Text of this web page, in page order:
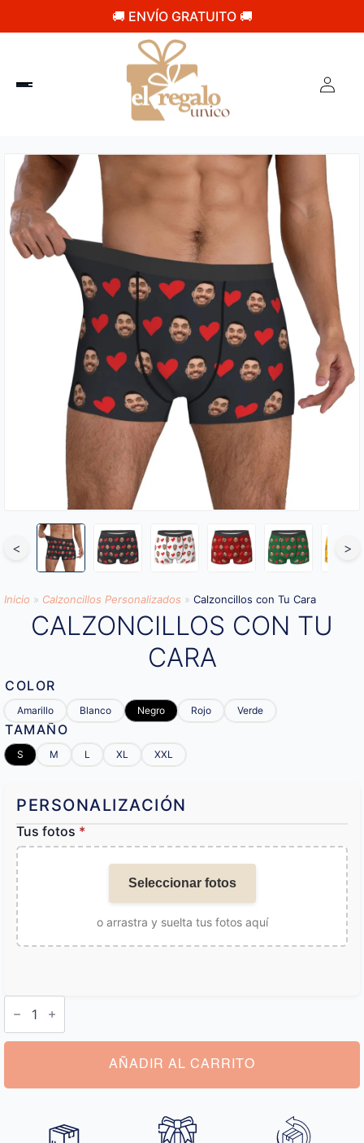
🚚 ENVÍO GRATUITO 🚚
< >
Inicio » Calzoncillos Personalizados » Calzoncillos con Tu Cara
CALZONCILLOS CON TU
CARA
COLOR
Amarillo Blanco Negro Rojo Verde
TAMAÑO
S M L XL XXL
PERSONALIZACIÓN
Tus fotos *
Seleccionar fotos
o arrastra y suelta tus fotos aquí
Calzoncillos
con
Tu
Cara
AÑADIR AL CARRITO